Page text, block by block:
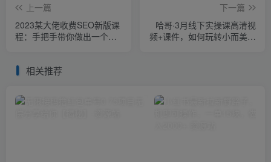
上一篇
2023某大佬收费SEO新版课
程：手把手带你做出一个权
下一篇
哈哥·3月线下实操课高清视
频+课件，如何玩转小而美，
相关推荐